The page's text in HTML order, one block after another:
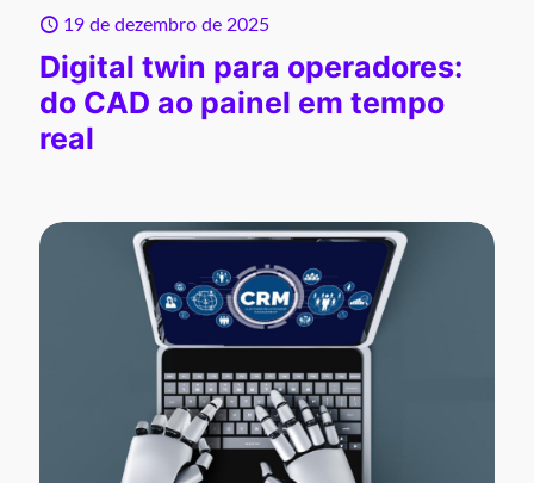
19 de dezembro de 2025
Digital twin para operadores:
do CAD ao painel em tempo
real